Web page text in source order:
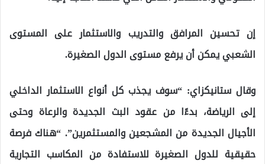
إن تحسين المرافق والتدريب والاستثمار على المستوى
الشعبي يمكن أن يرفع مستوى الدول الصغيرة.
وقال ستانيكزاي: “سوف يجذب كل أنواع الاستثمار الداخلي
إلى الرياضة، بدءًا من عقود البث الجديدة والرعاة وحتى
الأجيال الجديدة من المشجعين والمستثمرين”. “هناك فرصة
حقيقية للدول الصغيرة للاستفادة من المكاسب التجارية